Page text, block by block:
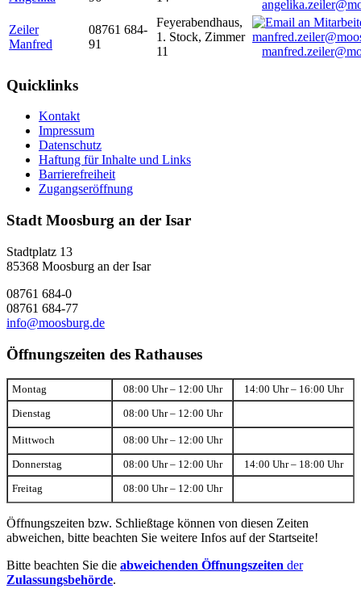
Zeiler
Manfred
08761 684-
91
Feyerabendhaus,
1. Stock, Zimmer
11
Quicklinks
Kontakt
Impressum
Datenschutz
Haftung für Inhalte und Links
Barrierefreiheit
Zugangseröffnung
Stadt Moosburg an der Isar
Stadtplatz 13
85368 Moosburg an der Isar
08761 684-0
08761 684-77
info@moosburg.de
Öffnungszeiten des Rathauses
Montag 08:00 Uhr – 12:00 Uhr 14:00 Uhr – 16:00 Uhr
Dienstag 08:00 Uhr – 12:00 Uhr
Mittwoch 08:00 Uhr – 12:00 Uhr
Donnerstag 08:00 Uhr – 12:00 Uhr 14:00 Uhr – 18:00 Uhr
Freitag 08:00 Uhr – 12:00 Uhr
Öffnungszeiten bzw. Schließtage können von diesen Zeiten
abweichen, bitte beachten Sie weitere Infos auf der Startseite!
Bitte beachten Sie die abweichenden Öffnungszeiten der
Zulassungsbehörde.